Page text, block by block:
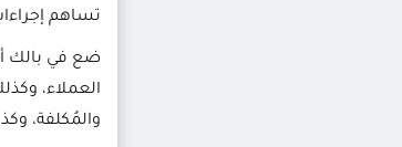
تساهم
العملاء،
والمُكلفة،